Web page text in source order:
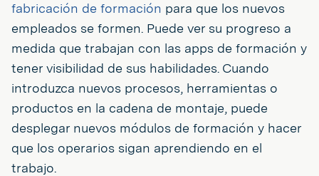
fabricación de formación para que los nuevos
empleados se formen. Puede ver su progreso a
medida que trabajan con las apps de formación y
tener visibilidad de sus habilidades. Cuando
introduzca nuevos procesos, herramientas o
productos en la cadena de montaje, puede
desplegar nuevos módulos de formación y hacer
que los operarios sigan aprendiendo en el
trabajo.